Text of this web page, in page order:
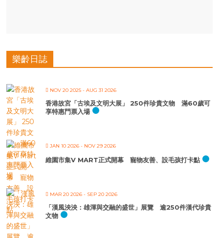
樂齡日誌
NOV 20 2025 - AUG 31 2026
香港故宮「古埃及文明大展」 250件珍貴文物 滿60歲可
享特惠門票入場
JAN 10 2026 - NOV 29 2026
維園市集V MART正式開幕 寵物友善、設毛孩打卡點
MAR 20 2026 - SEP 20 2026
「漢風泱泱：雄渾與交融的盛世」展覽 逾250件漢代珍貴
文物